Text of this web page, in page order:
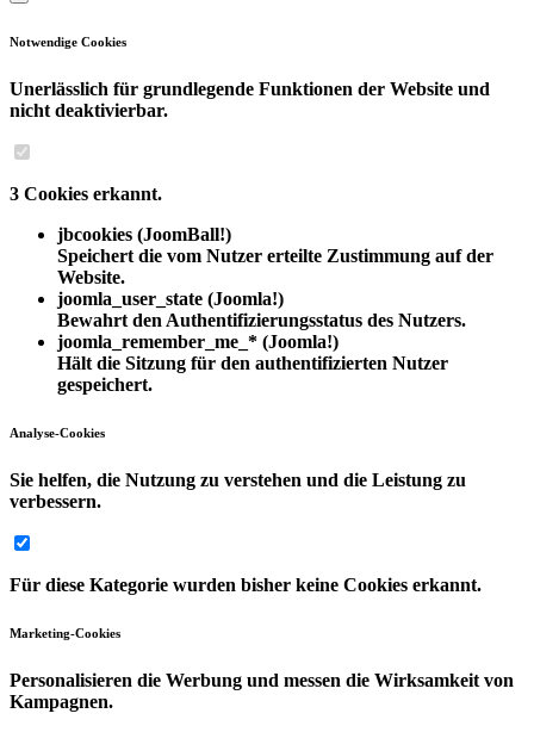
Notwendige Cookies
Unerlässlich für grundlegende Funktionen der Website und
nicht deaktivierbar.
3 Cookies erkannt.
jbcookies (JoomBall!)
Speichert die vom Nutzer erteilte Zustimmung auf der
Website.
joomla_user_state (Joomla!)
Bewahrt den Authentifizierungsstatus des Nutzers.
joomla_remember_me_* (Joomla!)
Hält die Sitzung für den authentifizierten Nutzer
gespeichert.
Analyse-Cookies
Sie helfen, die Nutzung zu verstehen und die Leistung zu
verbessern.
Für diese Kategorie wurden bisher keine Cookies erkannt.
Marketing-Cookies
Personalisieren die Werbung und messen die Wirksamkeit von
Kampagnen.